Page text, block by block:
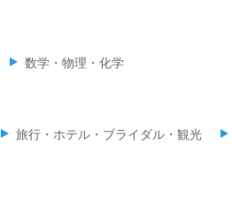
数学・物理・化学
旅行・ホテル・ブライダル・観光